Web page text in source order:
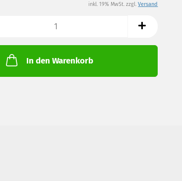
inkl. 19% MwSt. zzgl.Versand
In den Warenkorb